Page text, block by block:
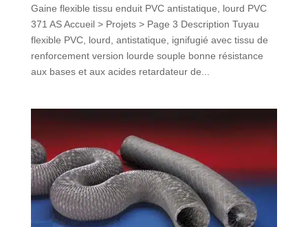
Gaine flexible tissu enduit PVC antistatique, lourd PVC
371 AS Accueil > Projets > Page 3 Description Tuyau
flexible PVC, lourd, antistatique, ignifugié avec tissu de
renforcement version lourde souple bonne résistance
aux bases et aux acides retardateur de...